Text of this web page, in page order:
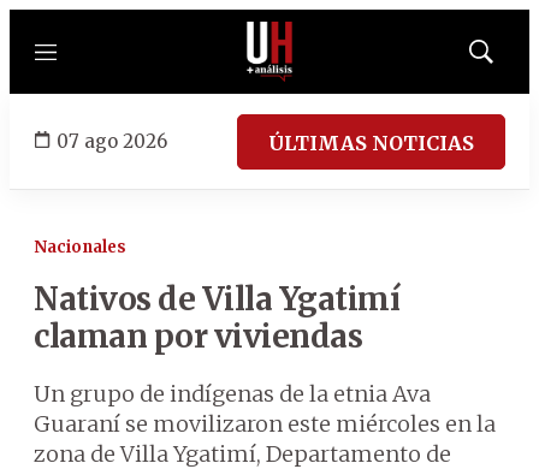
Menú
Mostrar
07 ago 2026 ÚLTIMAS NOTICIAS
Nacionales
Nativos de Villa Ygatimí
claman por viviendas
Un grupo de indígenas de la etnia Ava
Guaraní se movilizaron este miércoles en la
zona de Villa Ygatimí, Departamento de